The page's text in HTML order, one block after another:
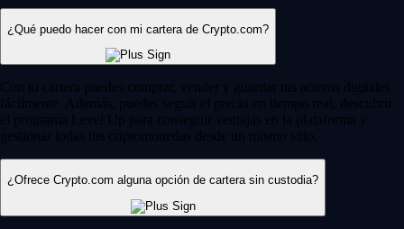
¿Qué puedo hacer con mi cartera de Crypto.com?
Con tu cartera puedes comprar, vender y guardar tus activos digitales
fácilmente. Además, puedes seguir el precio en tiempo real, descubrir
el programa Level Up para conseguir ventajas en la plataforma y
gestionar todas tus criptomonedas desde un mismo sitio.
¿Ofrece Crypto.com alguna opción de cartera sin custodia?